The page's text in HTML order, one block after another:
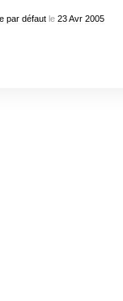
par défautle 23 Avr 2005